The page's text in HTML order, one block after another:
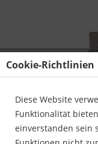
Cookie-Richtlinien
Diese Website
Funktionalität
einverstanden sein